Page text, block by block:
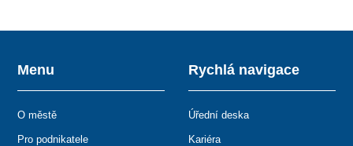
Menu
O městě
Pro podnikatele
Rychlá navigace
Úřední deska
Kariéra